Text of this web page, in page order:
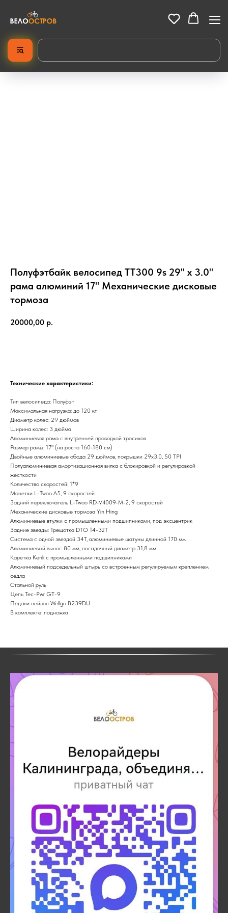
Полуфэтбайк велосипед TT300 9s 29" х 3.0"
рама алюминий 17" Механические дисковые
тормоза
20000,00 р.
Технические характеристики:
Тип велосипеда: Полуфэт
Максимальная нагрузка: до 120 кг
Диаметр колес: 29 дюймов
Ширина колес: 3 дюйма
Алюминиевая рама с внутренней проводкой тросиков
Размер рамы: 17" (на росто 160-180 см)
Двойные алюминиевые обода 29 дюймов, покрышки 29х3.0, 50 TPI
Полуалюминиевая амортизационная вилка с блокировкой и регулировкой
жесткости
Количество скоростей: 1*9
Монетки L-Twoo A5, 9 скоростей
Задний переключатель L-Twoo RD-V4009-M-2, 9 скоростей
Механические дисковые тормоза Yin Hing
Алюминиевые втулки с промышленными подшипниками, под эксцентрик
Задние звезды: Трещотка DTO 14-32T
Система с одной звездой 34Т, алюминиевые шатуны длинной 170 мм
Алюминиевый вынос 80 мм, посадочный диаметр 31,8 мм.
Каретка Kenli c промышленными подшипниками
Алюминиевый подседельный штырь со встроенным регулируемым креплением
седла
Стальной руль
Цепь Tec-Pwr GT-9
Педали нейлон Wellgo B239DU
В комплекте: подножка